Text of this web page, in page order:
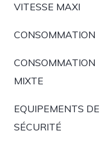
VITESSE MAXI
CONSOMMATION
CONSOMMATION
MIXTE
EQUIPEMENTS DE
SÉCURITÉ